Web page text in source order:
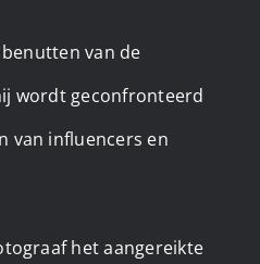
van de
wordt geconfronteerd
van influencers en
het aangereikte